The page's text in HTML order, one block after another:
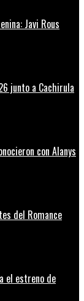
Javi Rous
junto a Cachirula
con Alanys
del Romance
el estreno de